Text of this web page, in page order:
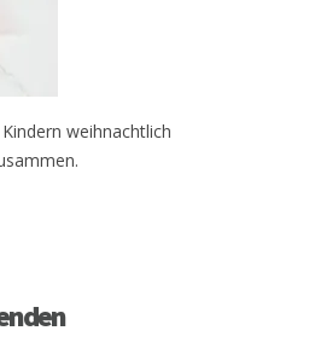
weihnachtlich